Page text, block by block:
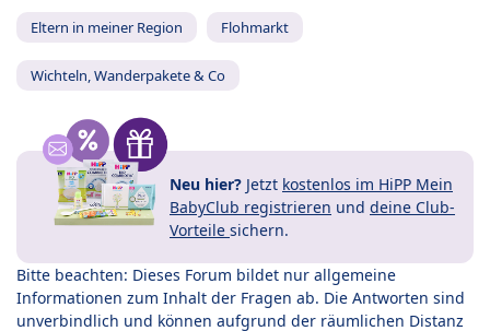
Eltern in meiner Region Flohmarkt
Wichteln, Wanderpakete & Co
Neu hier? Jetzt kostenlos im HiPP Mein
BabyClub registrieren und deine Club-
Vorteile sichern.
Bitte beachten: Dieses Forum bildet nur allgemeine
Informationen zum Inhalt der Fragen ab. Die Antworten sind
unverbindlich und können aufgrund der räumlichen Distanz